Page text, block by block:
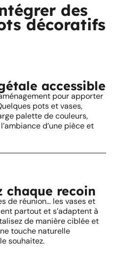
des
décoratifs
accessible
pour apporter
pots et vases,
palette de couleurs,
d’une pièce et
chaque recoin
de réunion… les vases et
partout et s’adaptent à
de manière ciblée et
touche naturelle
souhaitez.